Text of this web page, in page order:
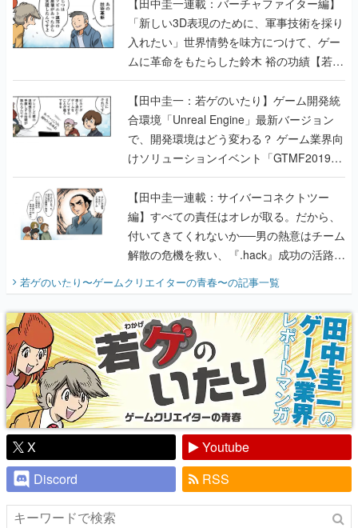
「新しい3D表現のために、軍事技術を採り
入れたい」世界情勢を味方につけて、ゲー
ムに革命をもたらした鈴木 裕の功績【若ゲ
のいたり】
【田中圭一：若ゲのいたり】ゲーム開発統
合環境「Unreal Engine」最新バージョン
で、開発環境はどう変わる？ ゲーム業界向
けソリューションイベント「GTMF2019」
に行って、より理解を深めよう【PR】
【田中圭一連載：サイバーコネクトツー
編】すべての責任はオレが取る。だから、
付いてきてくれないか──男の熱意はチーム
解散の危機を救い、『.hack』成功の活路を
『少年ジャンプ』色だった【若ゲのいた
り】
若ゲのいたり〜ゲームクリエイターの青春〜の記事一覧
X
Youtube
Discord
RSS